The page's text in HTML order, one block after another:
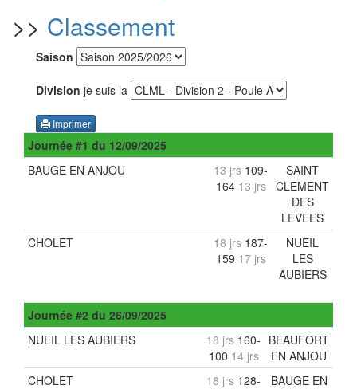
>> Classement
Saison
Division je suis la
Imprimer
Journée #1 du 12/09/2025
BAUGE EN ANJOU
13 jrs 109-
164 13 jrs
SAINT
CLEMENT
DES
LEVEES
CHOLET
18 jrs 187-
159 17 jrs
NUEIL
LES
AUBIERS
Journée #2 du 26/09/2025
NUEIL LES AUBIERS
18 jrs 160-
100 14 jrs
BEAUFORT
EN ANJOU
CHOLET
18 jrs 128-
BAUGE EN